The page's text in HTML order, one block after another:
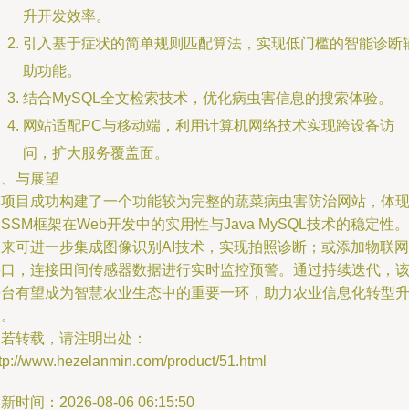
升开发效率。
引入基于症状的简单规则匹配算法，实现低门槛的智能诊断
助功能。
结合MySQL全文检索技术，优化病虫害信息的搜索体验。
网站适配PC与移动端，利用计算机网络技术实现跨设备访
问，扩大服务覆盖面。
与展望
目成功构建了一个功能较为完整的蔬菜病虫害防治网站，体现
框架在Web开发中的实用性与Java MySQL技术的稳定性。
可进一步集成图像识别AI技术，实现拍照诊断；或添加物联网
，连接田间传感器数据进行实时监控预警。通过持续迭代，该
有望成为智慧农业生态中的重要一环，助力农业信息化转型升
转载，请注明出处：
www.hezelanmin.com/product/51.html
时间：2026-08-06 06:15:50